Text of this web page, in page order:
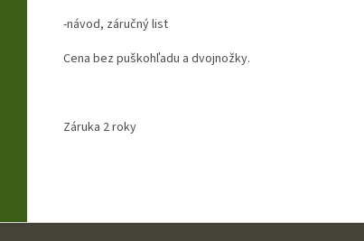
-návod, záručný list
Cena bez puškohľadu a dvojnožky.
Záruka 2 roky